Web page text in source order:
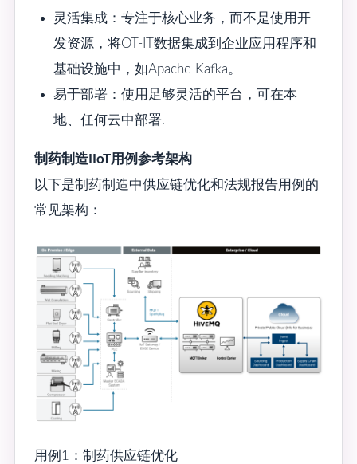
灵活集成：专注于核心业务，而不是使用开
发资源，将OT-IT数据集成到企业应用程序和
基础设施中，如Apache Kafka。
易于部署：使用足够灵活的平台，可在本
地、任何云中部署.
制药制造IIoT用例参考架构
以下是制药制造中供应链优化和法规报告用例的
常见架构：
用例1：制药供应链优化